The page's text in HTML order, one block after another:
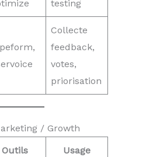
testing
Collecte
feedback,
votes,
priorisation
/ Growth
Outils
Usage